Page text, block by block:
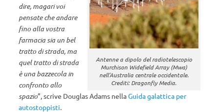
Antenne a dipolo del radiotelescopio
Murchison Widefield Array (Mwa)
nell’Australia centrale occidentale.
Crediti: Dragonfly Media.
dire, magari voi
pensate che andare
fino alla vostra
farmacia sia un bel
tratto di strada, ma
quel tratto di strada
è una bazzecola in
confronto allo
spazio”, scrive Douglas Adams nellaGuida galattica per
autostoppisti.